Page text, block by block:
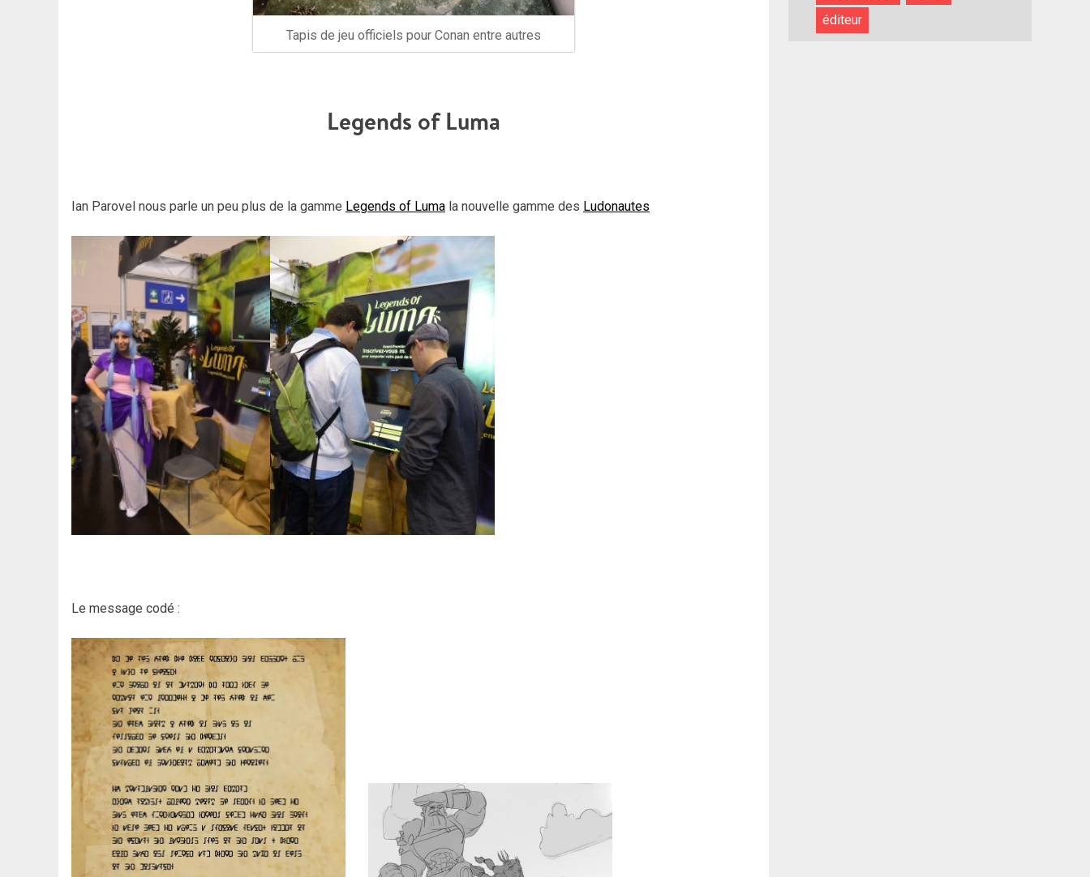
Tapis de jeu officiels pour Conan entre autres
Legends of Luma
Ian Parovel nous parle un peu plus de la gamme Legends of Luma la nouvelle gamme des Ludonautes
Le message codé :
éditeur